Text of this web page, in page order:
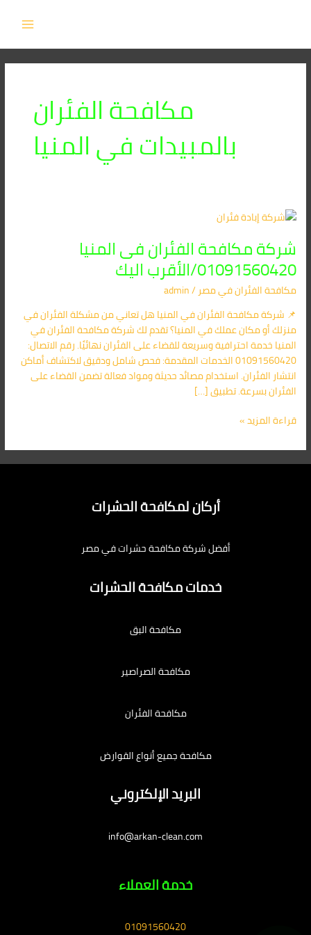
مكافحة الفئران
بالمبيدات في المنيا
شركة مكافحة الفئران فى المنيا
01091560420/الأقرب اليك
مكافحة الفئران​ في مصر/
admin
📌 شركة مكافحة الفئران في المنيا هل تعاني من مشكلة الفئران في
منزلك أو مكان عملك في المنيا؟ تقدم لك شركة مكافحة الفئران في
المنيا خدمة احترافية وسريعة للقضاء على الفئران نهائيًا. رقم الاتصال:
01091560420 الخدمات المقدمة: فحص شامل ودقيق لاكتشاف أماكن
انتشار الفئران. استخدام مصائد حديثة ومواد فعالة تضمن القضاء على
الفئران بسرعة. تطبيق […]
شركة
الفئران
فى
المنيا
01091560420/
الأقرب
اليك
قراءة المزيد »
أركان لمكافحة الحشرات
أفضل شركة مكافحة حشرات في مصر
خدمات مكافحة الحشرات
مكافحة البق
مكافحة الصراصير
مكافحة الفئران
مكافحة جميع أنواع القوارض
البريد الإلكتروني
info@arkan-clean.com
خدمة العملاء
01091560420